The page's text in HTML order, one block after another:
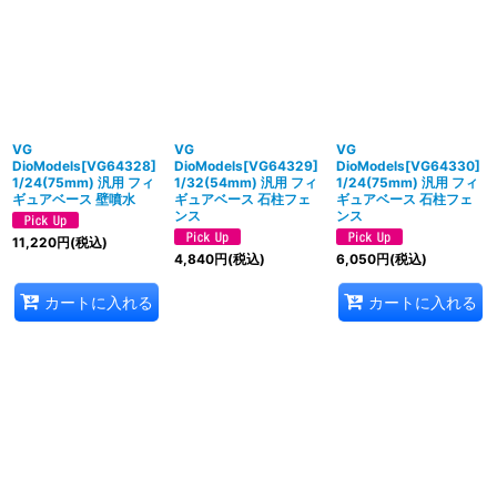
VG
DioModels[VG64328]
1/24(75mm) 汎用 フィ
ギュアベース 壁噴水
11,220円(税込)
カートに入れる
VG
DioModels[VG64329]
1/32(54mm) 汎用 フィ
ギュアベース 石柱フェ
ンス
4,840円(税込)
VG
DioModels[VG64330]
1/24(75mm) 汎用 フィ
ギュアベース 石柱フェ
ンス
6,050円(税込)
カートに入れる